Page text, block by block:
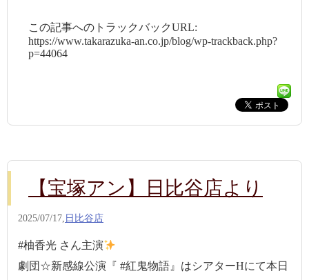
この記事へのトラックバックURL:
https://www.takarazuka-an.co.jp/blog/wp-trackback.php?
p=44064
【宝塚アン】日比谷店より
2025/07/17, 日比谷店
#柚香光 さん主演
劇団☆新感線公演『 #紅鬼物語』はシアターHにて本日